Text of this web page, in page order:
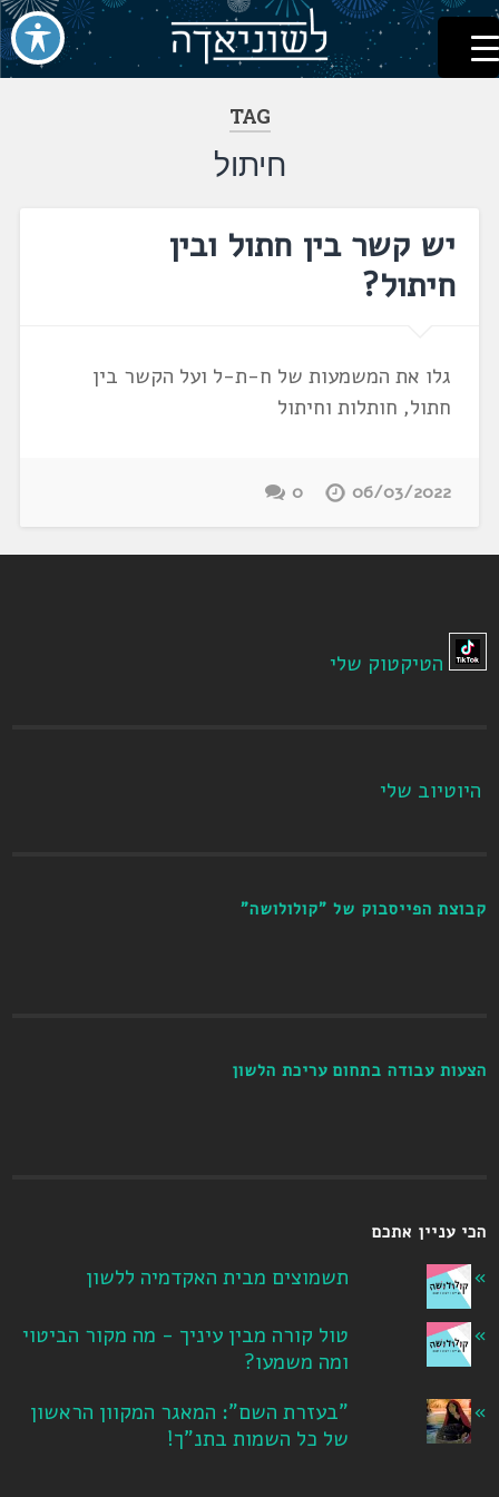
דלג
לתוכן
לשוניאדה
עברית. לשון. שפה
TAG
חיתול
יש קשר בין חתול ובין
חיתול?
גלו את המשמעות של ח-ת-ל ועל הקשר בין
חתול, חותלות וחיתול
06/03/2022
0
הטיקטוק שלי
היוטיוב שלי
קבוצת הפייסבוק של "קולולושה"
הצעות עבודה בתחום עריכת הלשון
הכי עניין אתכם
תשמוצים מבית האקדמיה ללשון
טול קורה מבין עיניך - מה מקור הביטוי
ומה משמעו?
"בעזרת השם": המאגר המקוון הראשון
של כל השמות בתנ"ך!